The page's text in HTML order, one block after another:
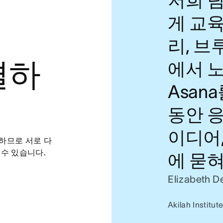
게 교
리, 브
에서
Asana
동안
이디
에 묻
Elizabeth
Akilah
하
므로 서로 다
있습니다.